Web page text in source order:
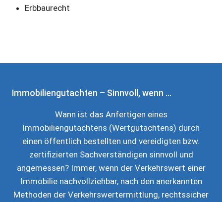
Erbbaurecht
Immobiliengutachten – Sinnvoll, wenn …
Wann ist das Anfertigen eines
Immobiliengutachtens (Wertgutachtens) durch
einen öffentlich bestellten und vereidigten bzw.
zertifizierten Sachverständigen sinnvoll und
angemessen? Immer, wenn der Verkehrswert einer
Immobilie nachvollziehbar, nach den anerkannten
Methoden der Verkehrswertermittlung, rechtssicher